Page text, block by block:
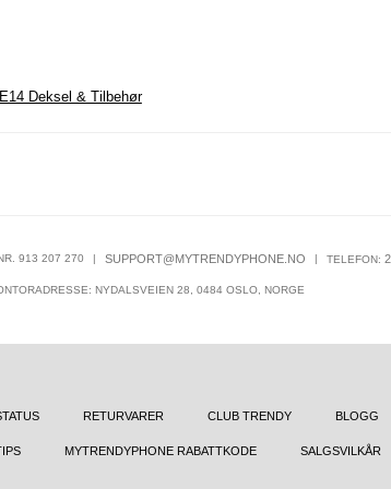
Deksel & Tilbehør
913 207 270 | SUPPORT@MYTRENDYPHONE.NO | TELEFON:
NYDALSVEIEN 28, 0484 OSLO, NORGE
RETURVARER CLUB TRENDY BLOGG
MYTRENDYPHONE RABATTKODE SALGSVILKÅR